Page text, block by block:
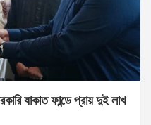
যাকাত ফান্ডে প্রায় দুই লাখ